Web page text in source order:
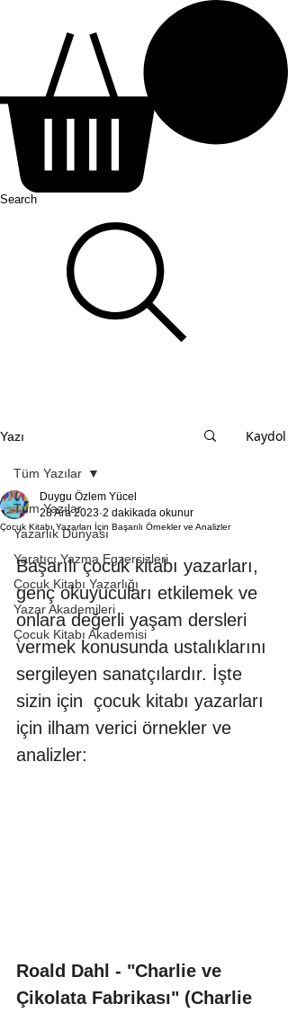
Search
Yazı Kaydol
Tüm Yazılar
Yazarlık Dünyası
Yaratıcı Yazma Egzersizleri
Çocuk Kitabı Yazarlığı
Yazar Akademileri
Çocuk Kitabı Akademisi
Tüm Yazılar
Çocuk Kitabı Yazarları İçin Başarılı Örnekler ve Analizler
Duygu Özlem Yücel
28 Ara 2023 2 dakikada okunur
Başarılı çocuk kitabı yazarları,
genç okuyucuları etkilemek ve
onlara değerli yaşam dersleri
vermek konusunda ustalıklarını
sergileyen sanatçılardır. İşte
sizin için  çocuk kitabı yazarları
için ilham verici örnekler ve
analizler:
Roald Dahl - "Charlie ve
Çikolata Fabrikası" (Charlie